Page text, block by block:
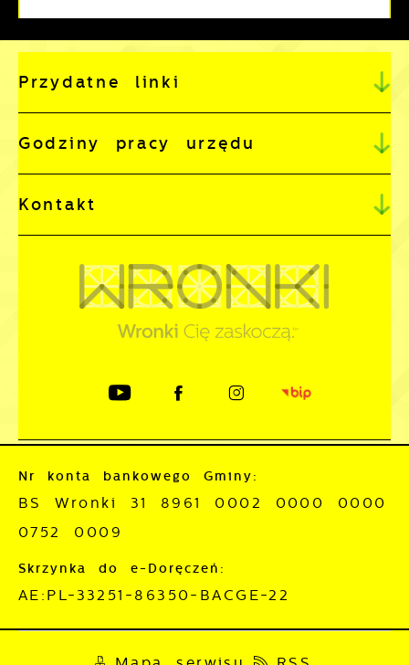
Przydatne linki
Godziny pracy urzędu
Kontakt
Nr konta bankowego Gminy:
BS Wronki 31 8961 0002 0000 0000
0752 0009
Skrzynka do e-Doręczeń:
AE:PL-33251-86350-BACGE-22